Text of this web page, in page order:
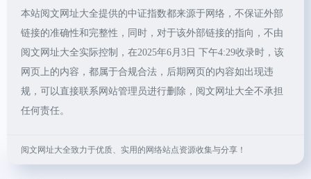
本站阅文网址大全提供的中证指数都来源于网络，不保证外部
链接的准确性和完整性，同时，对于该外部链接的指向，不由
阅文网址大全实际控制，在2025年6月3日 下午4:29收录时，该
网页上的内容，都属于合规合法，后期网页的内容如出现违
规，可以直接联系网站管理员进行删除，阅文网址大全不承担
任何责任。
阅文网址大全致力于优质、实用的网络站点资源收集与分享！